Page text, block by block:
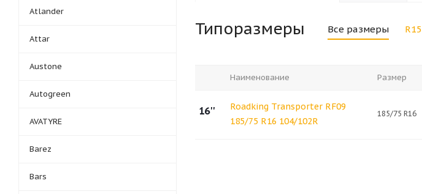
Типоразмеры Все размеры R15
Наименование Размер
16''
Roadking Transporter RF09
185/75 R16 104/102R
185/75 R16
Atlander
Attar
Austone
Autogreen
AVATYRE
Barez
Bars